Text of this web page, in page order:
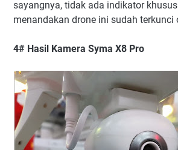
sayangnya, tidak ada indikator
menandakan drone ini sudah terkunci
4# Hasil Kamera Syma X8 Pro